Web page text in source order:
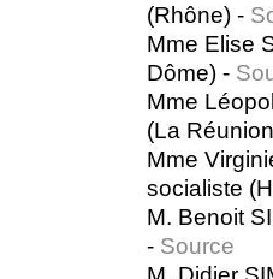
(Rhône) -
Mme Elise
Dôme) -
Mme
(La
Mme
socialiste
M. Benoit
- Source